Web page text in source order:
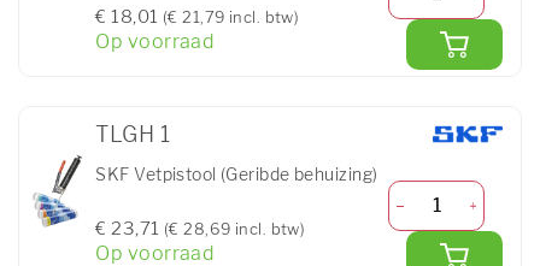
€ 18,01 (€ 21,79 incl. btw)
Op voorraad
TLGH 1
SKF Vetpistool (Geribde behuizing)
€ 23,71 (€ 28,69 incl. btw)
Op voorraad